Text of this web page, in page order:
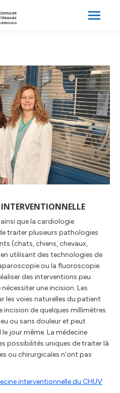
INTERVENTIONNELLE
que la cardiologie
traiter plusieurs pathologies
(chats, chiens, chevaux,
utilisant des technologies de
ou la fluoroscopie.
des interventions peu
une incision. Les
les voies naturelles du patient
incision de quelques millimètres.
ou sans douleur et peut
jour même. La médecine
possibilités uniques de traiter là
ou chirurgicales n’ont pas
interventionnelle du CHUV